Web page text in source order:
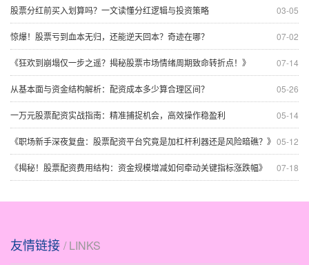
03-05
股票分红前买入划算吗？一文读懂分红逻辑与投资策略
07-02
惊爆！股票亏到血本无归，还能逆天回本？奇迹在哪？
07-14
《狂欢到崩塌仅一步之遥？揭秘股票市场情绪周期致命转折点！》
05-26
从基本面与资金结构解析：配资成本多少算合理区间？
05-14
一万元股票配资实战指南：精准捕捉机会，高效操作稳盈利
05-12
《职场新手深夜复盘：股票配资平台究竟是加杠杆利器还是风险暗礁？》
07-18
《揭秘！股票配资费用结构：资金规模增减如何牵动关键指标涨跌幅》
友情链接 / LINKS